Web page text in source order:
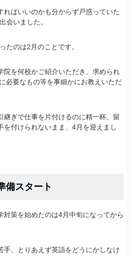
ればいいのかも分からず戸惑っていた
会いました。
たのは2月のことです。
院を何校かご紹介いただき、求められ
必要なもの等を事細かにお教えいただ
継ぎで仕事を片付けるのに精一杯。留
を付けられないまま、4月を迎えまし
備スタート
対策を始めたのは4月中旬になってから
手、とりあえず英語をどうにかしなけ